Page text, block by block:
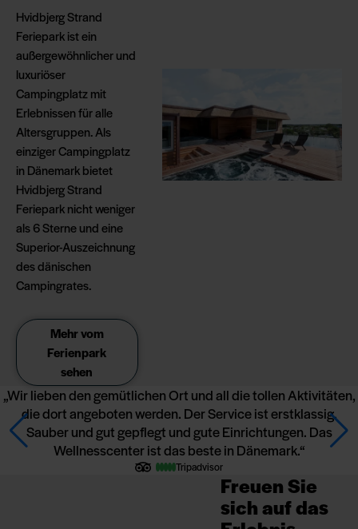
Hvidbjerg Strand
Feriepark ist ein
außergewöhnlicher und
luxuriöser
Campingplatz mit
Erlebnissen für alle
Altersgruppen. Als
einziger Campingplatz
in Dänemark bietet
Hvidbjerg Strand
Feriepark nicht weniger
als 6 Sterne und eine
Superior-Auszeichnung
des dänischen
Campingrates.
Mehr vom
Ferienpark
sehen
Wir lieben den gemütlichen Ort und all die tollen Aktivitäten,
die dort angeboten werden. Der Service ist erstklassig.
Sauber und gut gepflegt und gute Einrichtungen. Das
Wellnesscenter ist das beste in Dänemark.
*****Tripadvisor
Freuen Sie
sich auf das